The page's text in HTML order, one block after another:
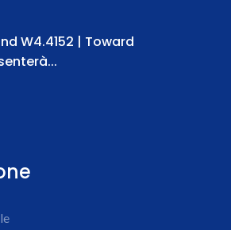
W4.4152 | Toward